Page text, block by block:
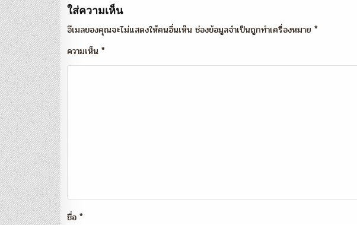
ใส่ความเห็น
อีเมลของคุณจะไม่แสดงให้คนอื่นเห็น ช่องข้อมูลจำเป็นถูกทำเครื่องหมาย *
ความเห็น *
ชื่อ *